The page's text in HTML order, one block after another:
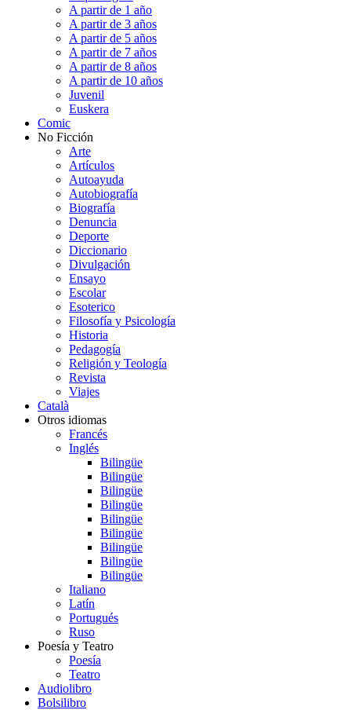
A partir de 1 año
A partir de 3 años
A partir de 5 años
A partir de 7 años
A partir de 8 años
A partir de 10 años
Juvenil
Euskera
Comic
No Ficción
Arte
Artículos
Autoayuda
Autobiografía
Biografía
Denuncia
Deporte
Diccionario
Divulgación
Ensayo
Escolar
Esoterico
Filosofía y Psicología
Historia
Pedagogía
Religión y Teología
Revista
Viajes
Català
Otros idiomas
Francés
Inglés
Bilingüe
Bilingüe
Bilingüe
Bilingüe
Bilingüe
Bilingüe
Bilingüe
Bilingüe
Bilingüe
Italiano
Latín
Portugués
Ruso
Poesía y Teatro
Poesía
Teatro
Audiolibro
Bolsilibro